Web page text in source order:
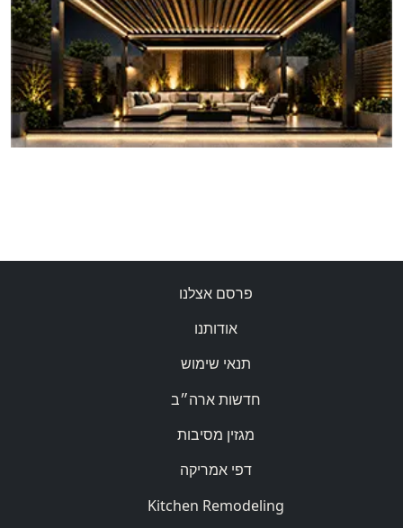
פרסם אצלנו
אודותנו
תנאי שימוש
חדשות ארה״ב
מגזין מסיבות
דפי אמריקה
Kitchen Remodeling